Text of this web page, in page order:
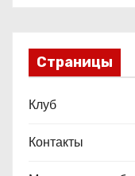
Страницы
Клуб
Контакты